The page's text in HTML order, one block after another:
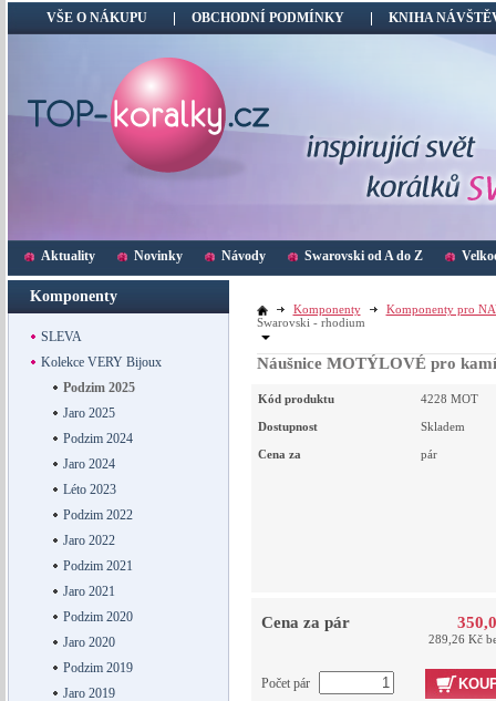
VŠE O NÁKUPU OBCHODNÍ PODMÍNKY KNIHA
Aktuality Novinky Návody Swarovski od A do Z
Komponenty
SLEVA
Kolekce VERY Bijoux
Podzim 2025
Jaro 2025
Podzim 2024
Jaro 2024
Léto 2023
Podzim 2022
Jaro 2022
Podzim 2021
Jaro 2021
Podzim 2020
Jaro 2020
Podzim 2019
Jaro 2019
Komponenty
Komponenty pro
Swarovski - rhodium
Náušnice MOTÝLOVÉ pro
Kód produktu 4228 MOT
Dostupnost Skladem
Cena za pár
Cena za pár
289,26 Kč
Počet pár